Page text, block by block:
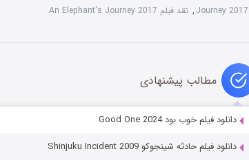
Journey 2017
, نقد فیلم An Elephant's Journey 2017
مطالب پیشنهادی
دانلود فیلم خوب بود Good One 2024
دانلود فیلم حادثه شینجوکو Shinjuku Incident 2009